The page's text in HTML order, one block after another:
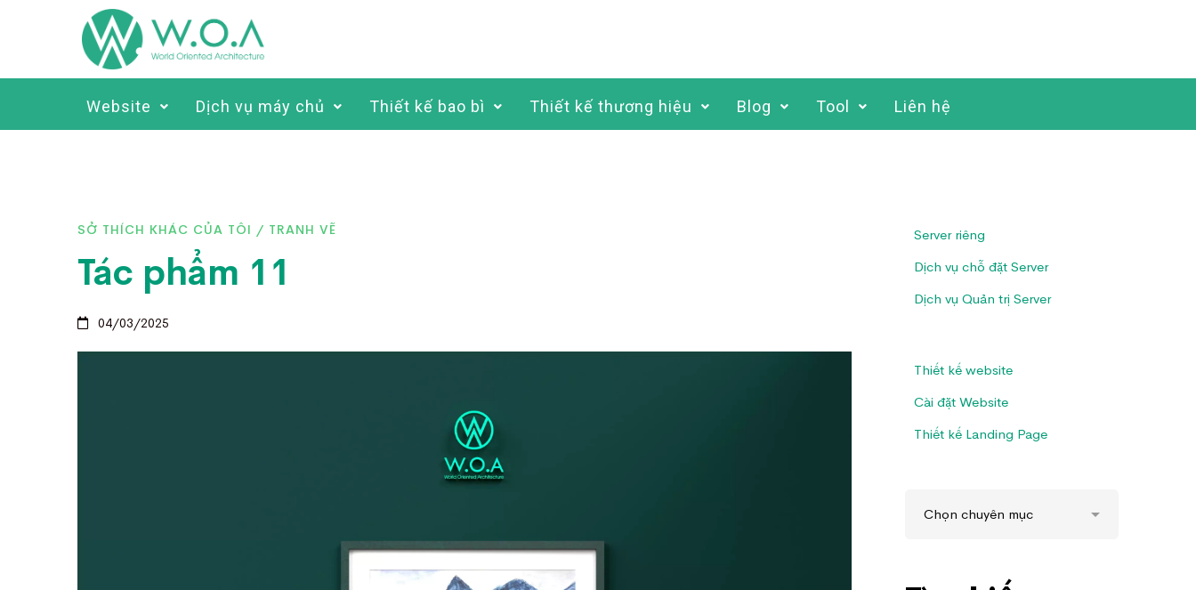
Website Dịch vụ máy chủ Thiết kế bao bì Thiết kế thương hiệu Blog Tool Liên hệ
SỞ THÍCH KHÁC CỦA TÔI / TRANH VẼ
Tác phẩm 11
04/03/2025
Server riêng
Dịch vụ chỗ đặt Server
Dịch vụ Quản trị Server
Thiết kế website
Cài đặt Website
Thiết kế Landing Page